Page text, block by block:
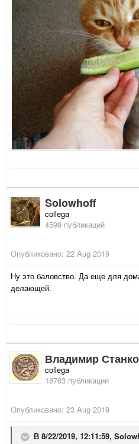
Solowhoff
collega
4599 публикаций
Опубликовано: 22 Aug 2019
Ну это баловство. Да еще для
делающей.
Владимир
collega
18763 публикации
Опубликовано: 23 Aug 2019
В 8/22/2019, 12:11:59,